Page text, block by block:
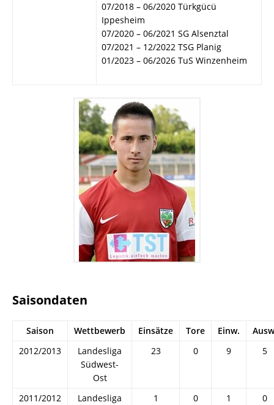
07/2018 – 06/2020 Türkgücü
Ippesheim
07/2020 – 06/2021 SG Alsenztal
07/2021 – 12/2022 TSG Planig
01/2023 – 06/2026 TuS Winzenheim
Saisondaten
Saison Wettbewerb Einsätze Tore Einw.
2012/2013
Landesliga
Südwest-
Ost
23 0 9 5
2011/2012
Landesliga
1 0 1 0